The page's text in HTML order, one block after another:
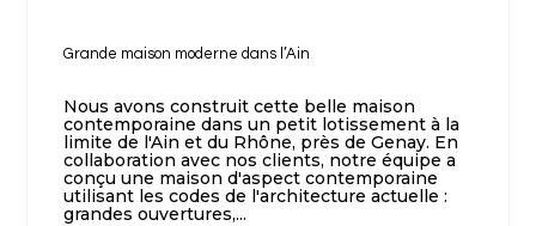
Grande maison moderne dans l’Ain
Nous avons construit cette belle maison
contemporaine dans un petit lotissement à la
limite de l'Ain et du Rhône, près de Genay. En
collaboration avec nos clients, notre équipe a
conçu une maison d'aspect contemporaine
utilisant les codes de l'architecture actuelle :
grandes ouvertures,...